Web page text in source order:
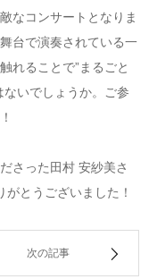
なコンサートとなりま
台で演奏されている一
れることで”まるごと
いでしょうか。ご参
さった田村 安紗美さ
とうございました！
次の記事